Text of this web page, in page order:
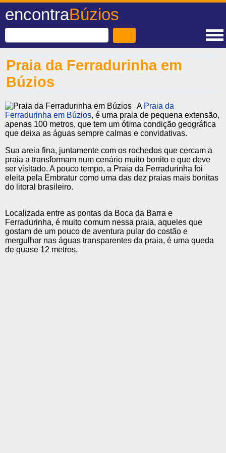
encontraBúzios
Praia da Ferradurinha em
Búzios
A Praia da
Ferradurinha em Búzios, é uma praia de pequena extensão,
apenas 100 metros, que tem um ótima condição geográfica
que deixa as águas sempre calmas e convidativas.
Sua areia fina, juntamente com os rochedos que cercam a
praia a transformam num cenário muito bonito e que deve
ser visitado. A pouco tempo, a Praia da Ferradurinha foi
eleita pela Embratur como uma das dez praias mais bonitas
do litoral brasileiro.
Localizada entre as pontas da Boca da Barra e
Ferradurinha, é muito comum nessa praia, aqueles que
gostam de um pouco de aventura pular do costão e
mergulhar nas águas transparentes da praia, é uma queda
de quase 12 metros.